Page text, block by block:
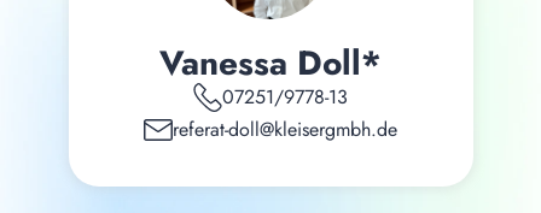
Vanessa Doll*
07251/9778-13
referat-doll@kleisergmbh.de